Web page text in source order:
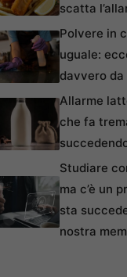
scatta
Polvere in
uguale:
davvero
Allarme
che fa
Studiare
ma c’è un
sta
nostra